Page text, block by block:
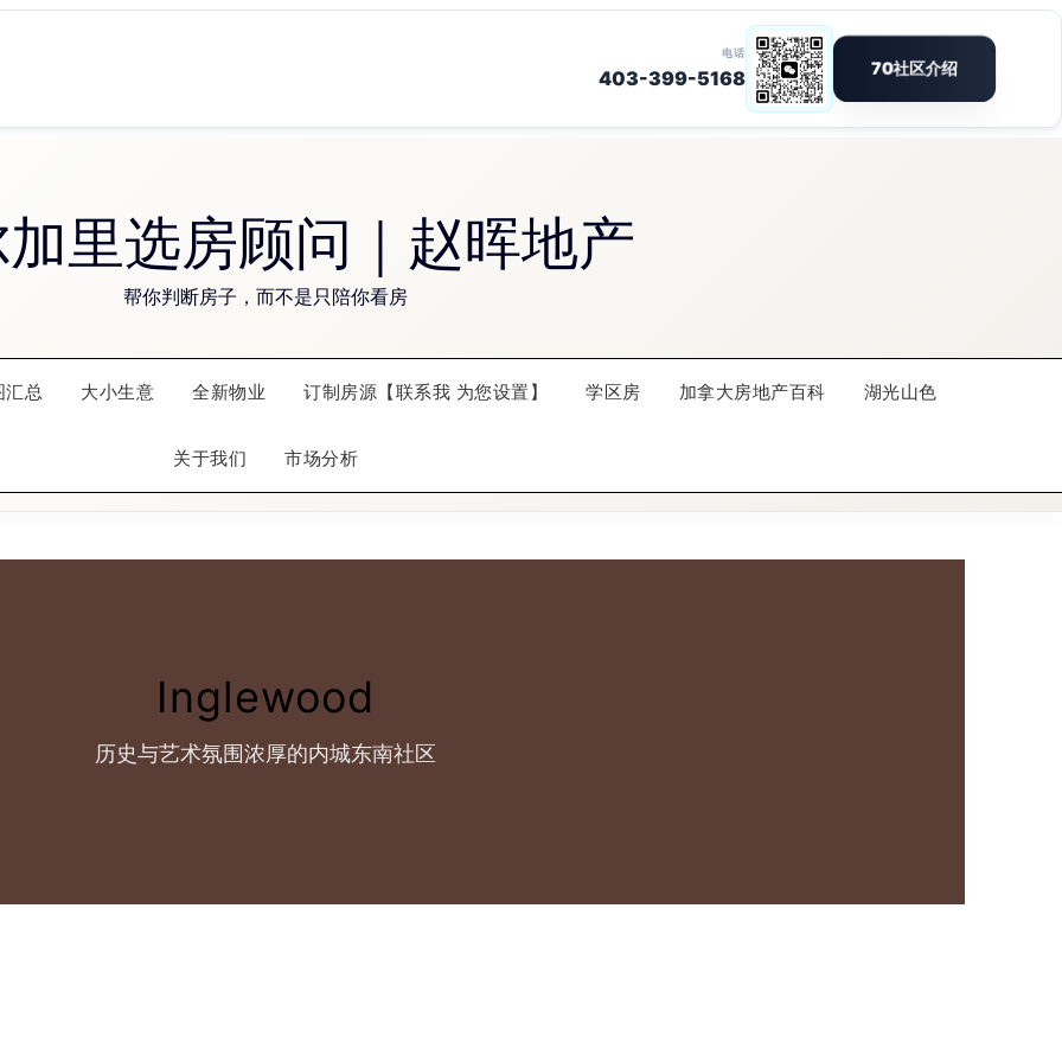
里选房顾问｜赵晖地产
帮你判断房子，而不是只陪你看房
汇总 大小生意 全新物业 订制房源【联系我 为您设置】 学区房 加拿大房地产百科 湖光山色
关于我们 市场分析
Inglewood
历史与艺术氛围浓厚的内城东南社区